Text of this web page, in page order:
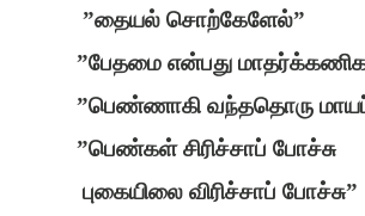
”தையல் சொற்கேளேல்”
”பேதமை என்பது
”பெண்ணாகி வந்ததொரு மாயப்
”பெண்கள் சிரிச்சாப் போச்சு
புகையிலை விரிச்சாப் போச்சு”